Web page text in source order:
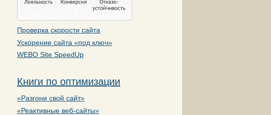
Проверка скорости сайта
Ускорение сайта «под ключ»
WEBO Site SpeedUp
Книги по оптимизации
«Разгони свой сайт»
«Реактивные веб-сайты»